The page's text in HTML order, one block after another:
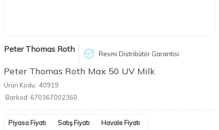
Peter Thomas Roth Resmi Distribütör Garantisi
Peter Thomas Roth Max 50 UV Milk
Ürün Kodu: 40919
Barkod: 670367002360
Piyasa Fiyatı Satış Fiyatı Havale Fiyatı